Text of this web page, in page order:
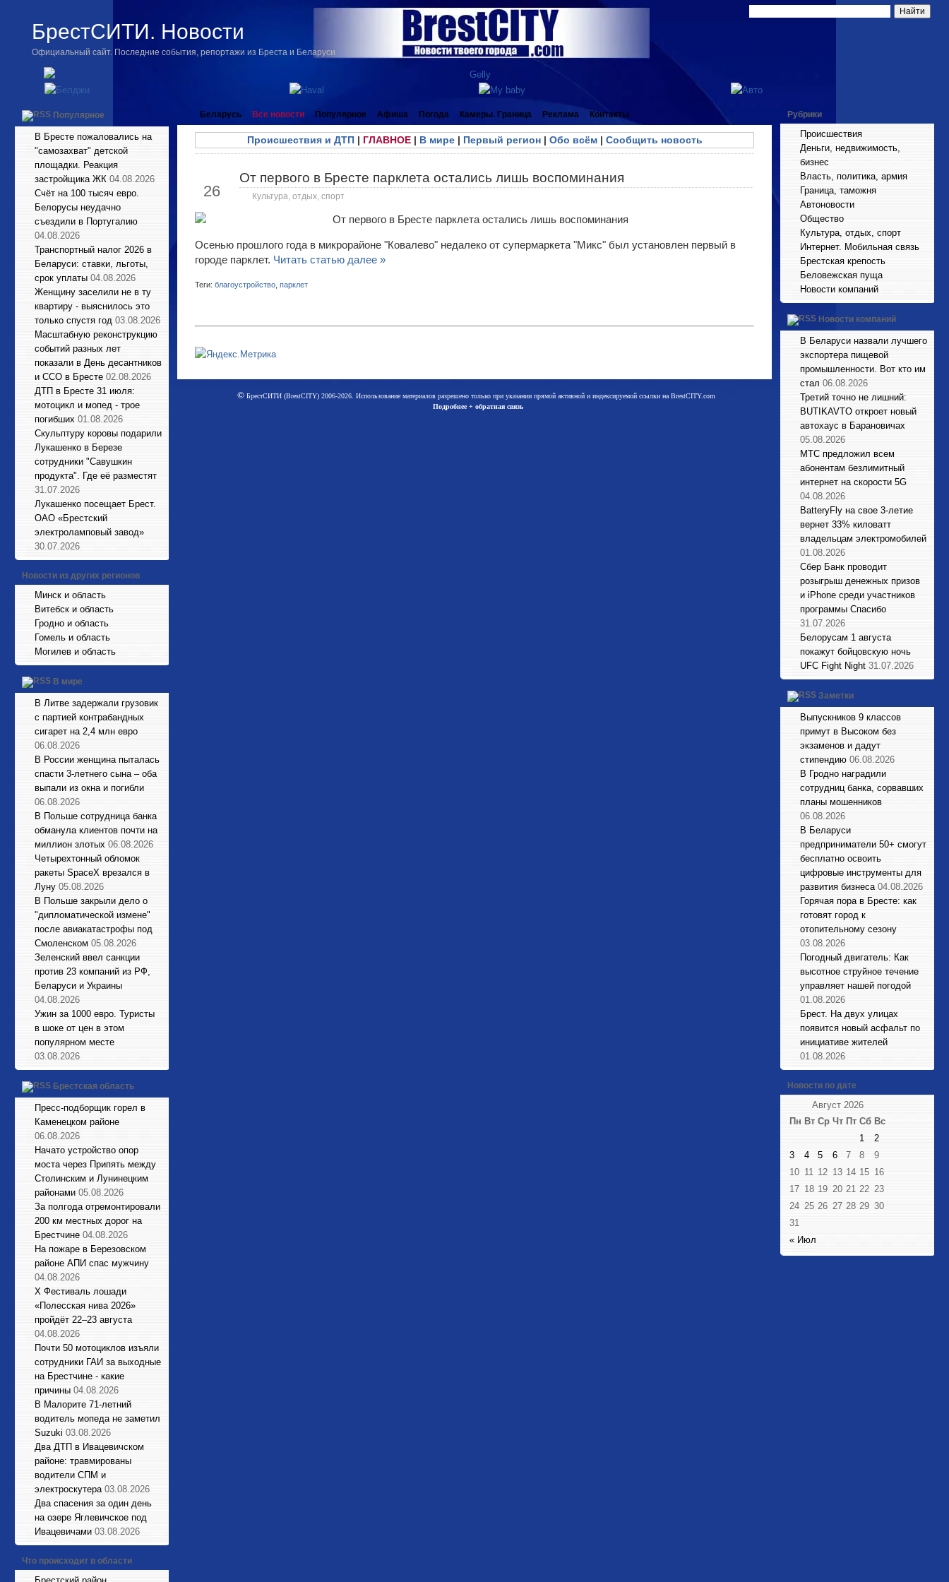
БрестСИТИ. Новости
Официальный сайт. Последние события, репортажи из Бреста и Беларуси
Популярное
В Бресте пожаловались на
"самозахват" детской
площадки. Реакция
застройщика ЖК 04.08.2026
Счёт на 100 тысяч евро.
Белорусы неудачно
съездили в Португалию
04.08.2026
Транспортный налог 2026 в
Беларуси: ставки, льготы,
срок уплаты 04.08.2026
Женщину заселили не в ту
квартиру - выяснилось это
только спустя год 03.08.2026
Масштабную реконструкцию
событий разных лет
показали в День десантников
и ССО в Бресте 02.08.2026
ДТП в Бресте 31 июля:
мотоцикл и мопед - трое
погибших 01.08.2026
Cкульптуру коровы подарили
Лукашенко в Березе
сотрудники "Савушкин
продукта". Где её разместят
31.07.2026
Лукашенко посещает Брест.
ОАО «Брестский
электроламповый завод»
30.07.2026
Новости из других регионов
Минск и область
Витебск и область
Гродно и область
Гомель и область
Могилев и область
В мире
В Литве задержали грузовик
с партией контрабандных
сигарет на 2,4 млн евро
06.08.2026
В России женщина пыталась
спасти 3-летнего сына – оба
выпали из окна и погибли
06.08.2026
В Польше сотрудница банка
обманула клиентов почти на
миллион злотых 06.08.2026
Четырехтонный обломок
ракеты SpaceX врезался в
Луну 05.08.2026
В Польше закрыли дело о
"дипломатической измене"
после авиакатастрофы под
Смоленском 05.08.2026
Зеленский ввел санкции
против 23 компаний из РФ,
Беларуси и Украины
04.08.2026
Ужин за 1000 евро. Туристы
в шоке от цен в этом
популярном месте
03.08.2026
Брестская область
Пресс-подборщик горел в
Каменецком районе
06.08.2026
Начато устройство опор
моста через Припять между
Столинским и Лунинецким
районами 05.08.2026
За полгода отремонтировали
200 км местных дорог на
Брестчине 04.08.2026
На пожаре в Березовском
районе АПИ спас мужчину
04.08.2026
X Фестиваль лошади
«Полесская нива 2026»
пройдёт 22–23 августа
04.08.2026
Почти 50 мотоциклов изъяли
сотрудники ГАИ за выходные
на Брестчине - какие
причины 04.08.2026
В Малорите 71-летний
водитель мопеда не заметил
Suzuki 03.08.2026
Два ДТП в Ивацевичском
районе: травмированы
водители СПМ и
электроскутера 03.08.2026
Два спасения за один день
на озере Яглевичское под
Ивацевичами 03.08.2026
Что происходит в области
Беларусь Все новости Популярное Афиша Погода Камеры. Граница Реклама Контакты
Происшествия и ДТП| ГЛАВНОЕ| В мире| Первый регион| Обо всём| Сообщить новость
26
От первого в Бресте парклета остались лишь воспоминания
Культура, отдых, спорт
Осенью прошлого года в микрорайоне "Ковалево" недалеко от супермаркета "Микс" был установлен первый в
городе парклет. Читать статью далее »
Теги: благоустройство парклет
©БрестСИТИ (BrestCITY) 2006-2026. Использование материалов разрешено только при указании прямой активной и индексируемой ссылки на BrestCITY.com
Подробнее + обратная связь
Рубрики
Происшествия
Деньги, недвижимость,
бизнес
Власть, политика, армия
Граница, таможня
Автоновости
Общество
Культура, отдых, спорт
Интернет. Мобильная связь
Брестская крепость
Беловежская пуща
Новости компаний
Новости компаний
В Беларуси назвали лучшего
экспортера пищевой
промышленности. Вот кто им
стал 06.08.2026
Третий точно не лишний:
BUTIKAVTO откроет новый
автохаус в Барановичах
05.08.2026
МТС предложил всем
абонентам безлимитный
интернет на скорости 5G
04.08.2026
BatteryFly на свое 3-летие
вернет 33% киловатт
владельцам электромобилей
01.08.2026
Сбер Банк проводит
розыгрыш денежных призов
и iPhone среди участников
программы Спасибо
31.07.2026
Белорусам 1 августа
покажут бойцовскую ночь
UFC Fight Night 31.07.2026
Заметки
Выпускников 9 классов
примут в Высоком без
экзаменов и дадут
стипендию 06.08.2026
В Гродно наградили
сотрудниц банка, сорвавших
планы мошенников
06.08.2026
В Беларуси
предприниматели 50+ смогут
бесплатно освоить
цифровые инструменты для
развития бизнеса 04.08.2026
Горячая пора в Бресте: как
готовят город к
отопительному сезону
03.08.2026
Погодный двигатель: Как
высотное струйное течение
управляет нашей погодой
01.08.2026
Брест. На двух улицах
появится новый асфальт по
инициативе жителей
01.08.2026
Новости по дате
Август 2026
Пн Вт Ср Чт Пт Сб Вс
« Июл
1
2
3
4 5 6 7 8
9
10 11 12 13 14 15 16
17 18 19 20 21 22 23
24 25 26 27 28 29 30
31